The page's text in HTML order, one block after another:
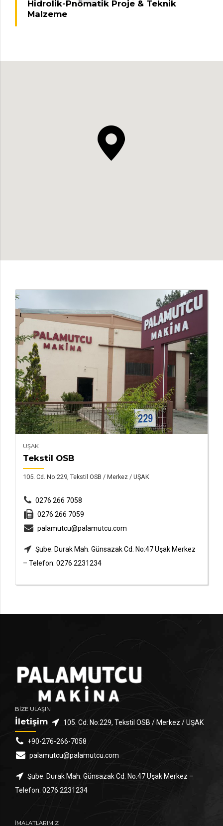
Hidrolik-Pnömatik Proje & Teknik
Malzeme
UŞAK
Tekstil OSB
105. Cd. No:229, Tekstil OSB / Merkez / UŞAK
0276 266 7058
0276 266 7059
palamutcu@palamutcu.com
Şube: Durak Mah. Günsazak Cd. No:47 Uşak Merkez
– Telefon: 0276 2231234
BİZE ULAŞIN
İletişim 105. Cd. No:229, Tekstil OSB / Merkez / UŞAK
+90-276-266-7058
palamutcu@palamutcu.com
Şube: Durak Mah. Günsazak Cd. No:47 Uşak Merkez –
Telefon: 0276 2231234
İMALATLARIMIZ